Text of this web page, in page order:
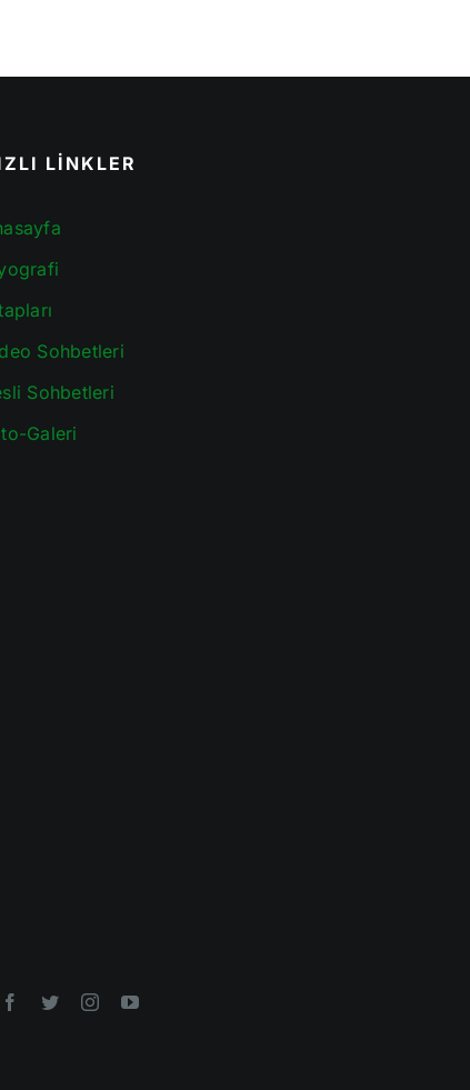
LİNKLER
Sohbetleri
Sohbetleri
Galeri